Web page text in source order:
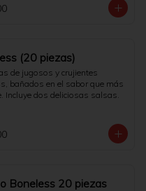
Boneless (20 piezas)
de jugosos y crujientes
bañados en el sabor que más
Incluye dos deliciosas salsas.
Boneless 20 piezas